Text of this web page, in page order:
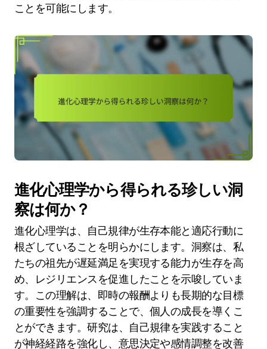
ことを可能にします。
進化心理学から得られる珍しい洞
察は何か？
進化心理学は、自己規律が生存本能と適応行動に
根ざしていることを明らかにします。洞察は、私
たちの祖先が遅延満足を実現する能力が生存を高
め、レジリエンスを促進したことを示唆していま
す。この理解は、即時の報酬よりも長期的な目標
の重要性を強調することで、個人の成長を導くこ
とができます。研究は、自己規律を実践すること
が神経経路を強化し、意思決定や感情調整を改善